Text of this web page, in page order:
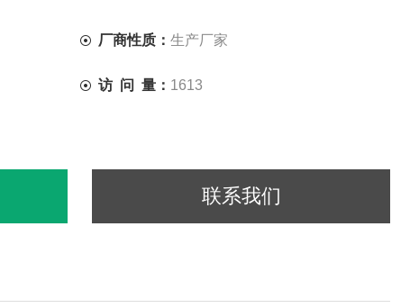
厂商性质： 生产厂家
访 问 量： 1613
联系我们